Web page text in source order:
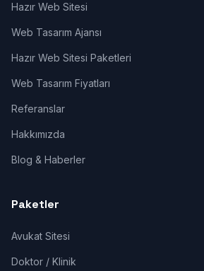
Hazır Web Sitesi
Web Tasarım Ajansı
Hazır Web Sitesi Paketleri
Web Tasarım Fiyatları
Referanslar
Hakkımızda
Blog & Haberler
Paketler
Avukat Sitesi
Doktor / Klinik